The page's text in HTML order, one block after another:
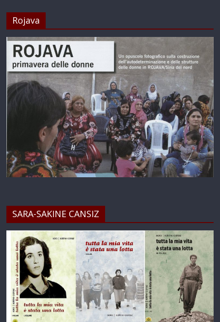
Rojava
SARA-SAKINE CANSIZ